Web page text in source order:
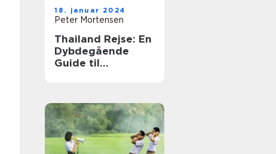
18. januar 2024
Peter Mortensen
Thailand Rejse: En
Dybdegående
Guide til